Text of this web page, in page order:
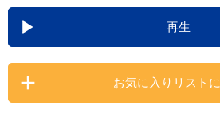
DAMの新曲・ランキ
カラオケ最新情報をチ
再生
お気に入りリスト